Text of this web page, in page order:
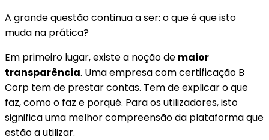
A grande questão continua a ser: o que é que isto
muda na prática?
Em primeiro lugar, existe a noção de maior
transparência. Uma empresa com certificação B
Corp tem de prestar contas. Tem de explicar o que
faz, como o faz e porquê. Para os utilizadores, isto
significa uma melhor compreensão da plataforma que
estão a utilizar.